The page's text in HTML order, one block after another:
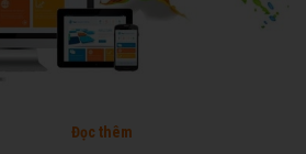
Đọc thêm